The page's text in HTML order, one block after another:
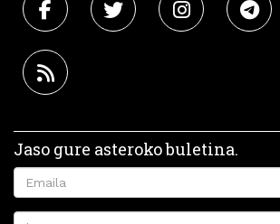
Jaso gure asteroko buletina.